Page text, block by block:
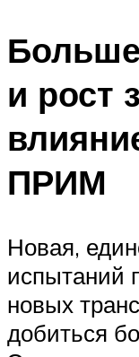
и рост
ПРИМ
Новая,
испытаний
новых
добиться